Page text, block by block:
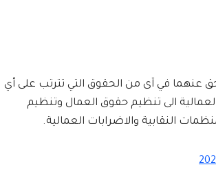
عنهما في آى من الحقوق التي تترتب على أي
الى تنظيم حقوق العمال وتنظيم
النقابية والاضرابات العمالية.